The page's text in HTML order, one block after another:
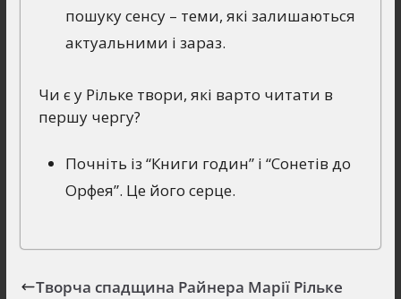
пошуку сенсу – теми, які залишаються
актуальними і зараз.
Чи є у Рільке твори, які варто читати в
першу чергу?
Почніть із “Книги годин” і “Сонетів до
Орфея”. Це його серце.
Творча спадщина Райнера Марії Рільке